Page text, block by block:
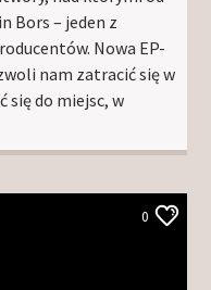
Bors – jeden z
Nowa EP-
nam zatracić się w
się do miejsc, w
0